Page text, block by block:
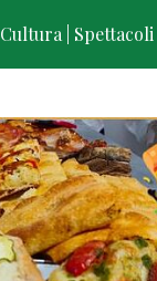
Cultura | Spettacoli